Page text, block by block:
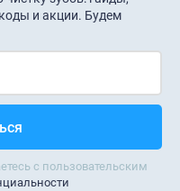
и акции. Будем
с пользовательским